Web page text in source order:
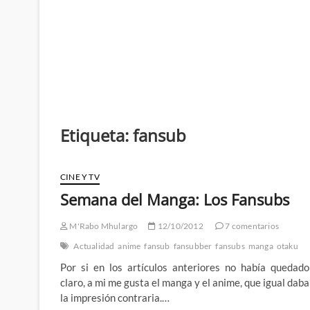
Etiqueta:fansub
CINE Y TV
Semana del Manga: Los Fansubs
M'Rabo Mhulargo 12/10/2012
7 comentarios
Actualidad anime fansub fansubber fansubs manga otaku
Por si en los artículos anteriores no había quedado
claro, a mi me gusta el manga y el anime, que igual daba
la impresión contraria.…